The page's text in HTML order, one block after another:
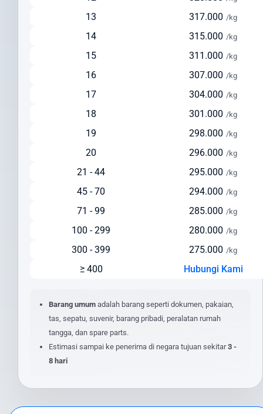
Solusi seimbang antara kecepatan dan biaya
Tersedia layanan pickup dari alamat pengirim
Pengiriman via Laut
Estimasi waktu pengiriman: 30-45 hari
Pilihan ekonomis untuk pengiriman dalam jumlah besar
Solusi hemat untuk pengiriman yang tidak terlalu mendesak
Cek Ongkir ke Amerika Serikat (USA) Dengan
Sebelum mengirim paket, lakukan cek ongkir ke Amerika Serikat
(USA) untuk mempersiapkan anggaran pengiriman Anda.
Intrasia.id menyediakan kalkulator tarif yang akurat dan
Lokasi pengiriman dan penerimaan
Nilai barang dan asuransi (opsional)
Layanan tambahan yang dipilih
Untuk mendapatkan estimasi biaya yang akurat, masukkan detail
pengiriman Anda pada kalkulator biaya di website kami. Anda juga
dapat menghubungi tim layanan pelanggan kami untuk
dengan spesifikasi khusus.
13 317.000 /kg
14 315.000 /kg
15 311.000 /kg
16 307.000 /kg
17 304.000 /kg
18 301.000 /kg
19 298.000 /kg
20 296.000 /kg
21 - 44 295.000 /kg
45 - 70 294.000 /kg
71 - 99 285.000 /kg
100 - 299 280.000 /kg
300 - 399 275.000 /kg
≥ 400 Hubungi Kami
Barang umum adalah barang seperti dokumen, pakaian,
tas, sepatu, suvenir, barang pribadi, peralatan rumah
tangga, dan spare parts.
Estimasi sampai ke penerima di negara tujuan sekitar3 -
8 hari